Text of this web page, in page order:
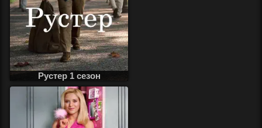
Рустер 1 сезон